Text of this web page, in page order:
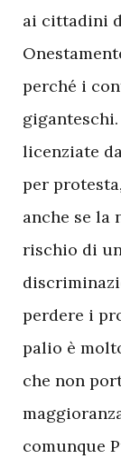
ai cittadini
perché i
licenziate
per
anche se la
rischio di
perdere i
palio è
che non
comunque